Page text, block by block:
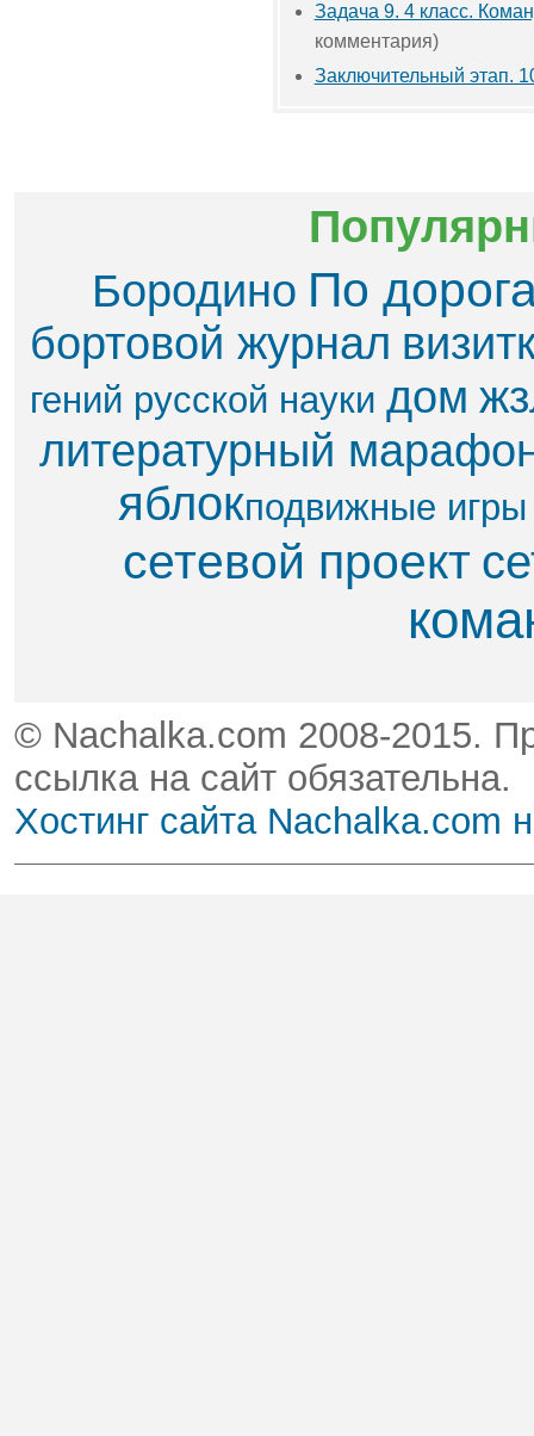
Задача 9. 4 класс.
комментария)
Заключительный этап.
Бородино По
бортовой журнал
гений русской науки дом
литературный
яблок​подвижные игры
сетевой проект
© Nachalka.com 2008-2015.
ссылка на сайт обязательна.
Хостинг сайта Nachalka.com